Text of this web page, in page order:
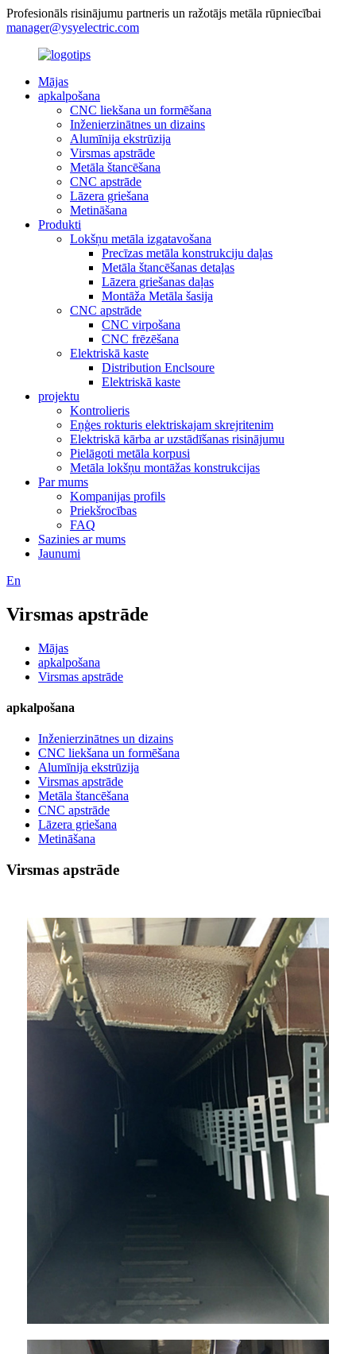
Profesionāls risinājumu partneris un ražotājs metāla rūpniecībai
manager@ysyelectric.com
Mājas
apkalpošana
CNC liekšana un formēšana
Inženierzinātnes un dizains
Alumīnija ekstrūzija
Virsmas apstrāde
Metāla štancēšana
CNC apstrāde
Lāzera griešana
Metināšana
Produkti
Lokšņu metāla izgatavošana
Precīzas metāla konstrukciju daļas
Metāla štancēšanas detaļas
Lāzera griešanas daļas
Montāža Metāla šasija
CNC apstrāde
CNC virpošana
CNC frēzēšana
Elektriskā kaste
Distribution Enclsoure
Elektriskā kaste
projektu
Kontrolieris
Eņģes rokturis elektriskajam skrejritenim
Elektriskā kārba ar uzstādīšanas risinājumu
Pielāgoti metāla korpusi
Metāla lokšņu montāžas konstrukcijas
Par mums
Kompanijas profils
Priekšrocības
FAQ
Sazinies ar mums
Jaunumi
En
Virsmas apstrāde
Mājas
apkalpošana
Virsmas apstrāde
apkalpošana
Inženierzinātnes un dizains
CNC liekšana un formēšana
Alumīnija ekstrūzija
Virsmas apstrāde
Metāla štancēšana
CNC apstrāde
Lāzera griešana
Metināšana
Virsmas apstrāde